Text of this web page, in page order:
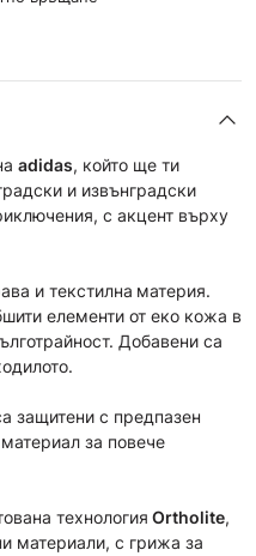
adidas, който ще ти
и извънградски
с акцент върху
и текстилна материя.
елементи от еко кожа в
Добавени са
защитени с предпазен
за повече
технология Ortholite,
материали, с грижа за